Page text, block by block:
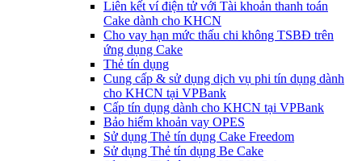
Liên kết ví điện tử với Tài khoản thanh toán
Cake dành cho KHCN
Cho vay hạn mức thấu chi không TSBĐ trên
ứng dụng Cake
Thẻ tín dụng
Cung cấp & sử dụng dịch vụ phi tín dụng dành
cho KHCN tại VPBank
Cấp tín dụng dành cho KHCN tại VPBank
Bảo hiểm khoản vay OPES
Sử dụng Thẻ tín dụng Cake Freedom
Sử dụng Thẻ tín dụng Be Cake